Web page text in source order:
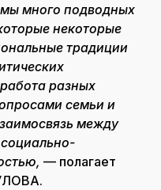
много подводных
некоторые
традиции
разных
семьи и
между
— полагает